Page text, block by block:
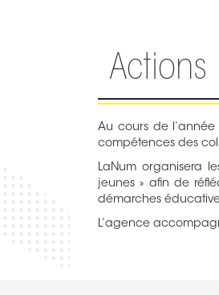
Actions
Au cours de l’année
compétences des
LaNum organisera
jeunes » afin de
démarches
L’agence